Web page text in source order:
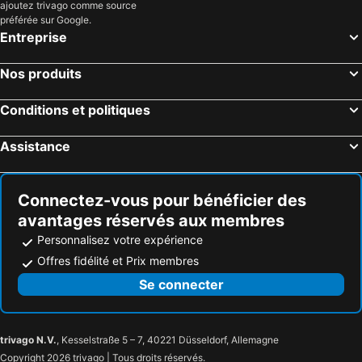
Cairns, Queensland Hôtels
ajoutez trivago comme source
préférée sur Google.
Entreprise
Nos produits
Conditions et politiques
Assistance
Connectez-vous pour bénéficier des
avantages réservés aux membres
Personnalisez votre expérience
Offres fidélité et Prix membres
Se connecter
trivago N.V., Kesselstraße 5 – 7, 40221 Düsseldorf, Allemagne
Copyright 2026 trivago | Tous droits réservés.